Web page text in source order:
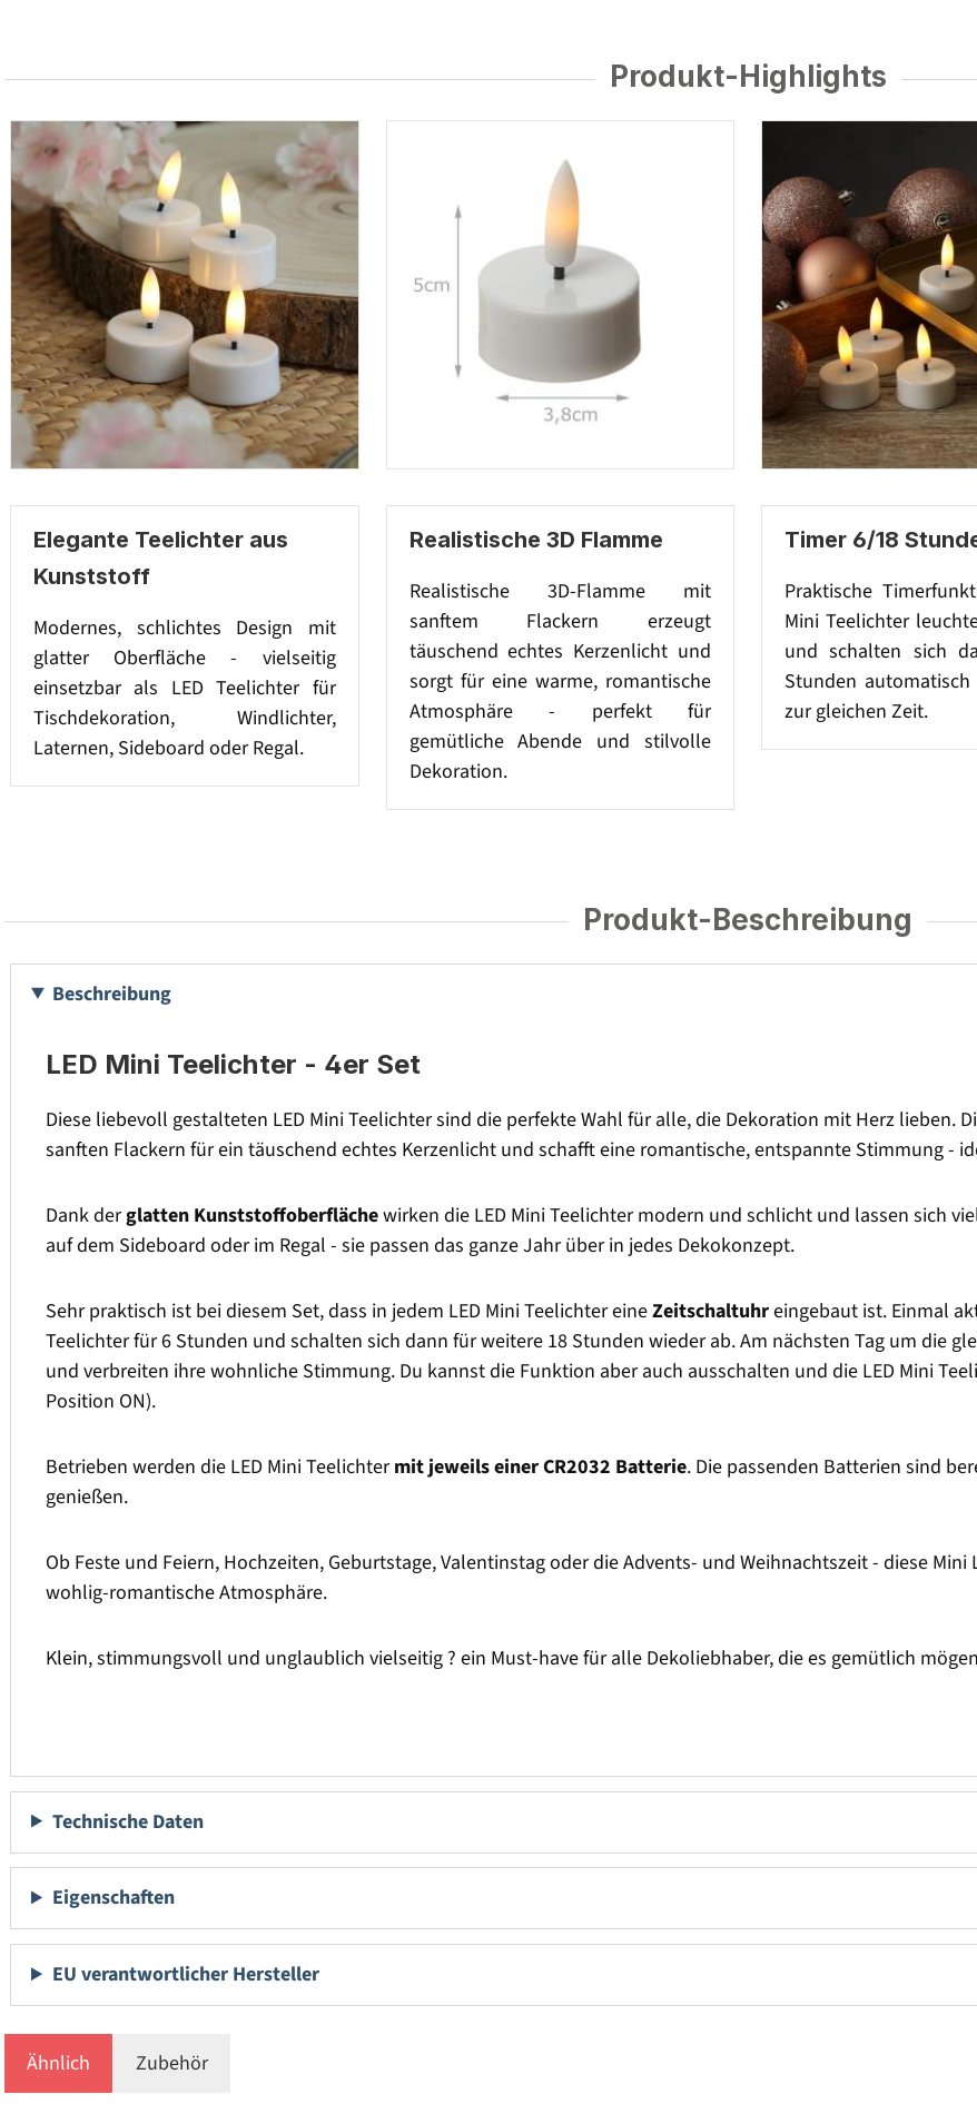
Produkt-Highlights
Elegante Teelichter aus
Kunststoff
Modernes, schlichtes Design mit
glatter Oberfläche - vielseitig
einsetzbar als LED Teelichter für
Tischdekoration, Windlichter,
Laternen, Sideboard oder Regal.
Realistische 3D Flamme
Realistische 3D-Flamme mit
sanftem Flackern erzeugt
täuschend echtes Kerzenlicht und
sorgt für eine warme, romantische
Atmosphäre - perfekt für
gemütliche Abende und stilvolle
Dekoration.
Timer 6/18
Praktische
Mini Teelichter
und schalten sich
Stunden
zur gleichen Zeit.
Produkt-Beschreibung
Beschreibung
LED Mini Teelichter - 4er Set
Diese liebevoll gestalteten LED Mini Teelichter sind die perfekte Wahl für alle, die Dekoration mit Herz lieben.
sanften Flackern für ein täuschend echtes Kerzenlicht und schafft eine romantische, entspannte Stimmung -
Dank derglatten Kunststoffoberflächewirken die LED Mini Teelichter modern und schlicht und lassen sich
auf dem Sideboard oder im Regal - sie passen das ganze Jahr über in jedes Dekokonzept.
Sehr praktisch ist bei diesem Set, dass in jedem LED Mini Teelichter eineZeitschaltuhreingebaut ist. Einmal
Teelichter für 6 Stunden und schalten sich dann für weitere 18 Stunden wieder ab. Am nächsten Tag um die
und verbreiten ihre wohnliche Stimmung. Du kannst die Funktion aber auch ausschalten und die LED Mini
Position ON).
Betrieben werden die LED Mini Teelichtermit jeweils einer CR2032 Batterie. Die passenden Batterien sind
genießen.
Ob Feste und Feiern, Hochzeiten, Geburtstage, Valentinstag oder die Advents- und Weihnachtszeit - diese
wohlig-romantische Atmosphäre.
Klein, stimmungsvoll und unglaublich vielseitig ? ein Must-have für alle Dekoliebhaber, die es gemütlich mögen
Technische Daten
Eigenschaften
EU verantwortlicher Hersteller
Ähnlich Zubehör